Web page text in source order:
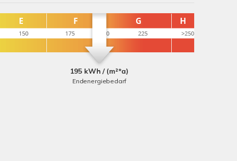
195 kWh / (m²*a)
Endenergiebedarf